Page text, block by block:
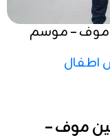
موف – موسم
اطفال
موف –